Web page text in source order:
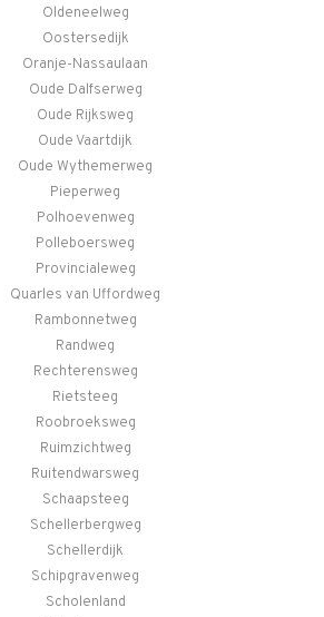
Oldeneelweg
Oostersedijk
Oranje-Nassaulaan
Oude Dalfserweg
Oude Rijksweg
Oude Vaartdijk
Oude Wythemerweg
Pieperweg
Polhoevenweg
Polleboersweg
Provincialeweg
Quarles van Uffordweg
Rambonnetweg
Randweg
Rechterensweg
Rietsteeg
Roobroeksweg
Ruimzichtweg
Ruitendwarsweg
Schaapsteeg
Schellerbergweg
Schellerdijk
Schipgravenweg
Scholenland